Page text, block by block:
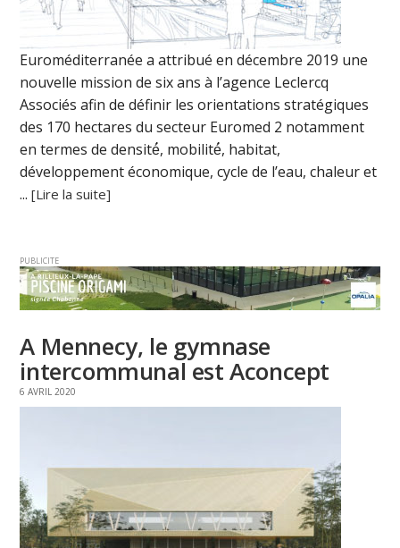
Euroméditerranée a attribué en décembre 2019 une
nouvelle mission de six ans à l’agence Leclercq
Associés afin de définir les orientations stratégiques
des 170 hectares du secteur Euromed 2 notamment
en termes de densité́, mobilité́, habitat,
développement économique, cycle de l’eau, chaleur et
...[Lire la suite]
PUBLICITE
A Mennecy, le gymnase
intercommunal est Aconcept
6 AVRIL 2020